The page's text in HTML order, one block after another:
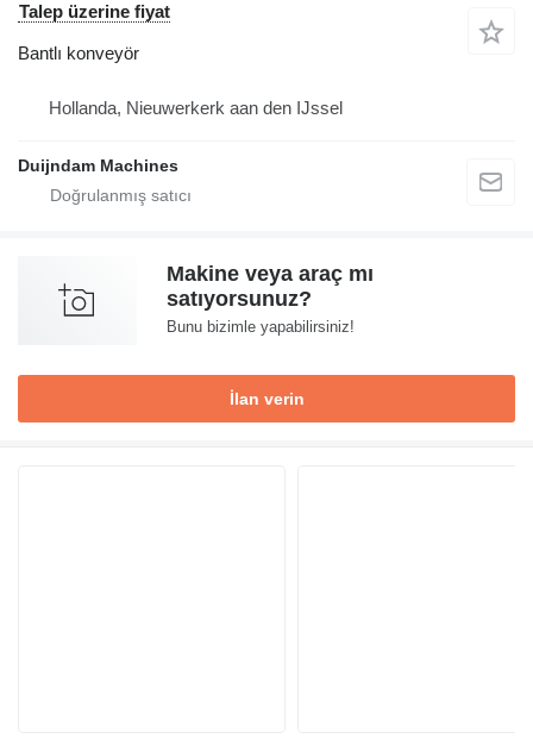
Talep üzerine fiyat
Bantlı konveyör
Hollanda, Nieuwerkerk aan den IJssel
Duijndam Machines
Makine veya araç mı
satıyorsunuz?
Bunu bizimle yapabilirsiniz!
İlan verin